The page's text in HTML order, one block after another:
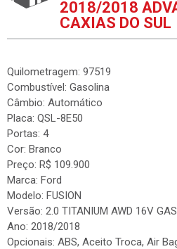
2018/2018
CAXIAS DO SUL
Quilometragem: 97519
Combustível: Gasolina
Câmbio: Automático
Placa: QSL-8E50
Portas: 4
Cor: Branco
Preço: R$ 109.900
Marca: Ford
Modelo: FUSION
Versão: 2.0 TITANIUM AWD 16V
Ano: 2018/2018
Opcionais: ABS, Aceito Troca, Air